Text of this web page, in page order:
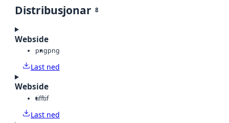
Distribusjonar 8
Webside
pngpng
Last ned
Webside
tifftif
Last ned